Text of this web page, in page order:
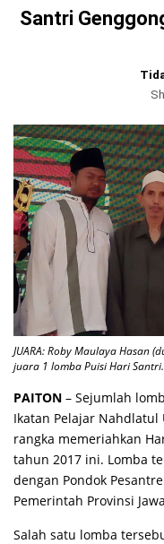
Santri
JUARA: Roby Maulaya Hasan
juara 1 lomba Puisi Hari Santri.
PAITON – Sejumlah
Ikatan Pelajar Nahdlatul
rangka memeriahkan
tahun 2017 ini. Lomba
dengan Pondok
Pemerintah Provinsi
Salah satu lomba